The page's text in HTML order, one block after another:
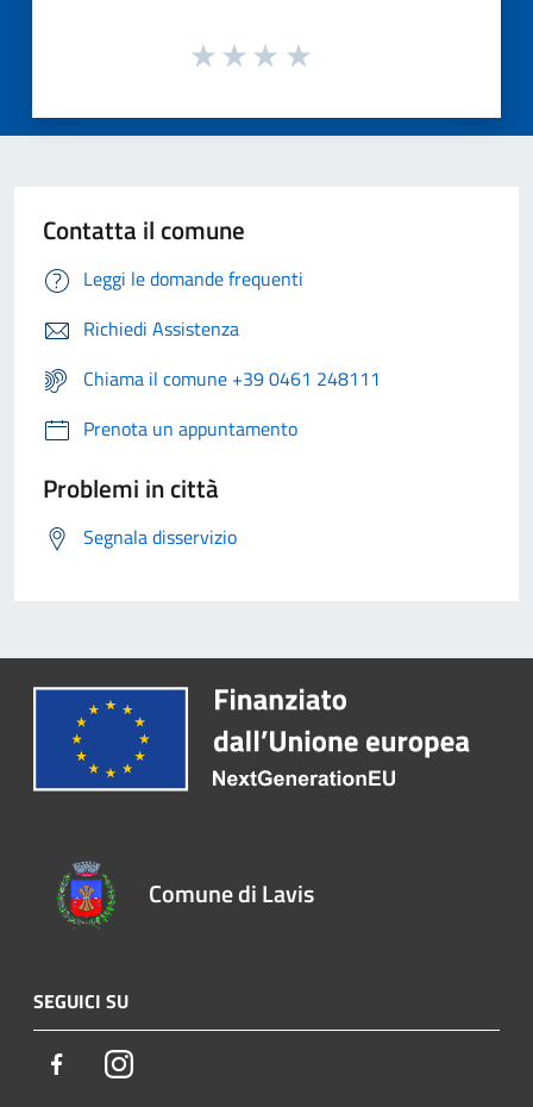
Contatta il comune
Leggi le domande frequenti
Richiedi Assistenza
Chiama il comune +39 0461 248111
Prenota un appuntamento
Problemi in città
Segnala disservizio
Comune di Lavis
SEGUICI SU
FacebookInstagram